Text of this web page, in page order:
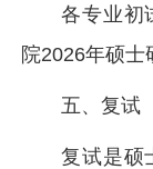
各专业初
院2026年硕士
五、复试
复试是硕